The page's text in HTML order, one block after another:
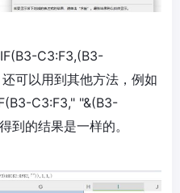
C3:F3,(B3-
可以用到其他方法，例如
C3:F3," "&(B3-
到的结果是一样的。